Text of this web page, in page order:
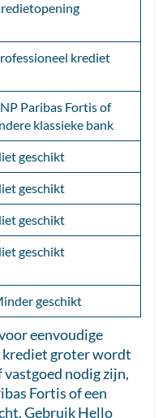
krediet
Paribas Fortis of
klassieke bank
geschikt
geschikt
geschikt
geschikt
geschikt
eenvoudige
krediet groter wordt
nodig zijn,
Fortis of een
Gebruik Hello